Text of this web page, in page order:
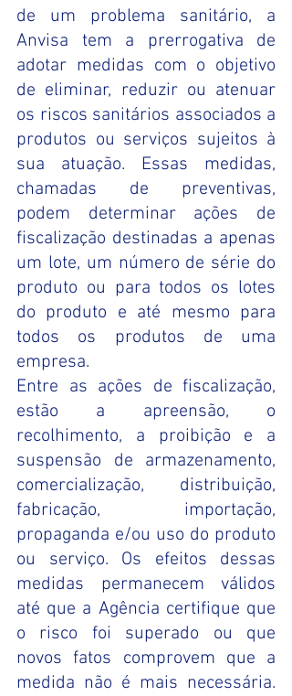
de um problema sanitário, a
Anvisa tem a prerrogativa de
adotar medidas com o objetivo
de eliminar, reduzir ou atenuar
os riscos sanitários associados a
produtos ou serviços sujeitos à
sua atuação. Essas medidas,
chamadas de preventivas,
podem determinar ações de
fiscalização destinadas a apenas
um lote, um número de série do
produto ou para todos os lotes
do produto e até mesmo para
todos os produtos de uma
empresa.
Entre as ações de fiscalização,
estão a apreensão, o
recolhimento, a proibição e a
suspensão de armazenamento,
comercialização, distribuição,
fabricação, importação,
propaganda e/ou uso do produto
ou serviço. Os efeitos dessas
medidas permanecem válidos
até que a Agência certifique que
o risco foi superado ou que
novos fatos comprovem que a
medida não é mais necessária.